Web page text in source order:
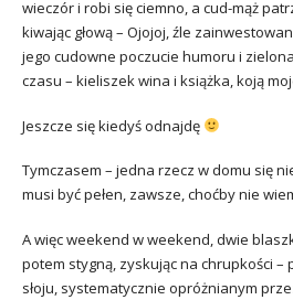
wieczór i robi się ciemno, a cud-mąż
kiwając głową – Ojojoj, źle
jego cudowne poczucie humoru i
czasu – kieliszek wina i książka, koją
Jeszcze się kiedyś odnajdę
Tymczasem – jedna rzecz w domu się
musi być pełen, zawsze, choćby nie
A więc weekend w weekend, dwie
potem stygną, zyskując na chrupkości
słoju, systematycznie opróżnianym